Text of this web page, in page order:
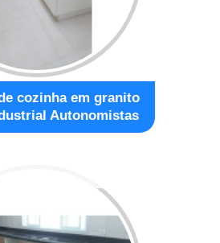
cozinha em granito
Autonomistas